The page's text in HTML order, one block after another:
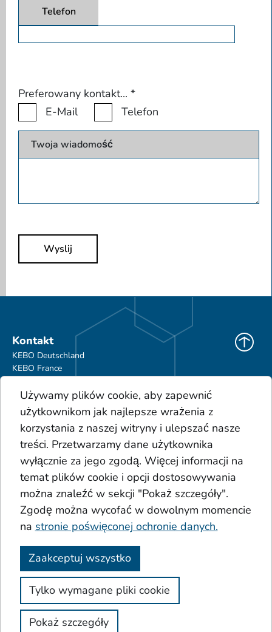
Telefon
Preferowany kontakt... *
E-Mail
Telefon
Twoja wiadomość
Wyslij
Kontakt
KEBO Deutschland
KEBO France
Do pobrania
Ogólne Warunki Handlowe
Portfolio produktów
Glosariusz
Osady
Kwasy
Dodatki
Koło Sinnera
Stopka redakcyjna
Ochrona danych osobowych
Ogólne Warunki Handlowe
Dostępność
Używamy plików cookie, aby zapewnić
użytkownikom jak najlepsze wrażenia z
korzystania z naszej witryny i ulepszać nasze
treści. Przetwarzamy dane użytkownika
wyłącznie za jego zgodą. Więcej informacji na
temat plików cookie i opcji dostosowywania
można znaleźć w sekcji "Pokaż szczegóły".
Zgodę można wycofać w dowolnym momencie
na stronie poświęconej ochronie danych.
Zaakceptuj wszystko
Tylko wymagane pliki cookie
Pokaż szczegóły